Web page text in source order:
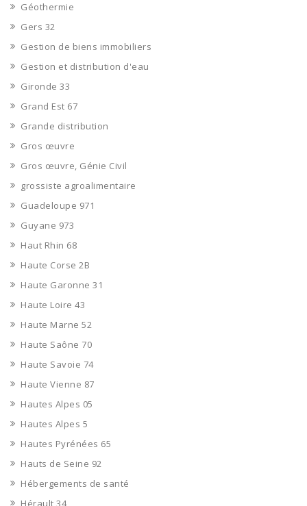
Géothermie
Gers 32
Gestion de biens immobiliers
Gestion et distribution d'eau
Gironde 33
Grand Est 67
Grande distribution
Gros œuvre
Gros œuvre, Génie Civil
grossiste agroalimentaire
Guadeloupe 971
Guyane 973
Haut Rhin 68
Haute Corse 2B
Haute Garonne 31
Haute Loire 43
Haute Marne 52
Haute Saône 70
Haute Savoie 74
Haute Vienne 87
Hautes Alpes 05
Hautes Alpes 5
Hautes Pyrénées 65
Hauts de Seine 92
Hébergements de santé
Hérault 34